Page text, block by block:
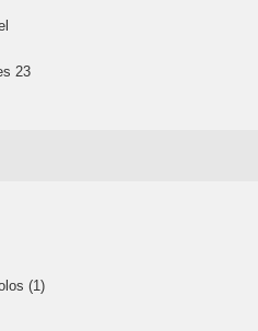
23
(1)